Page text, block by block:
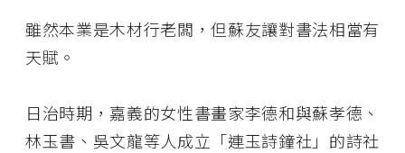
雖然本業是木材行老闆，但蘇友讓對書法相當有
天賦。
日治時期，嘉義的女性書畫家李德和與蘇孝德、
林玉書、吳文龍等人成立「連玉詩鐘社」的詩社